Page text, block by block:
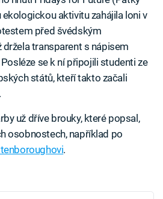
aktivitu zahájila loni v
před švédským
transparent s nápisem
se k ní připojili studenti ze
států, kteří takto začali
už dříve brouky, které popsal,
osobnostech, například po
.